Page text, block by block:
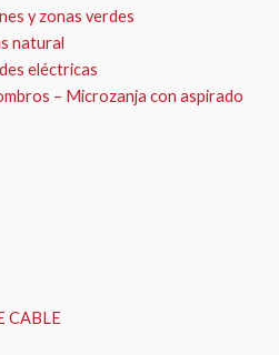
y zonas verdes
natural
eléctricas
– Microzanja con aspirado
CABLE